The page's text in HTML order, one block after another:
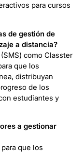
para cursos
de gestión de
a distancia?
como Classter
que los
distribuyan
de los
estudiantes y
a gestionar
que los